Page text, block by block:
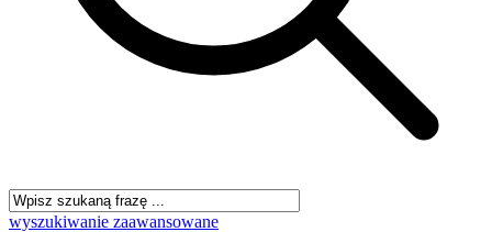
wyszukiwanie zaawansowane